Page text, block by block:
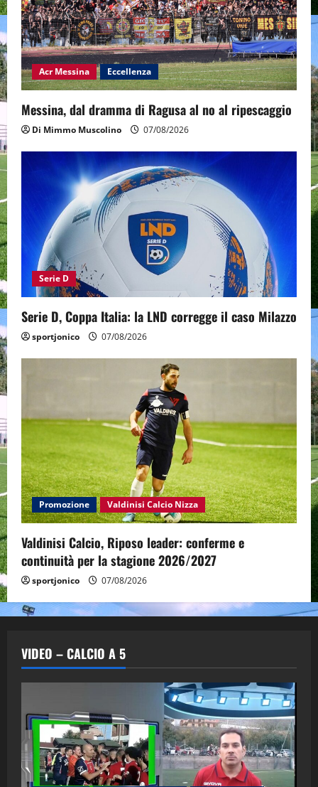
Acr Messina Eccellenza
Messina, dal dramma di Ragusa al no al ripescaggio
Di Mimmo Muscolino 07/08/2026
Serie D
Serie D, Coppa Italia: la LND corregge il caso Milazzo
sportjonico 07/08/2026
Promozione Valdinisi Calcio Nizza
Valdinisi Calcio, Riposo leader: conferme e
continuità per la stagione 2026/2027
sportjonico 07/08/2026
VIDEO – CALCIO A 5